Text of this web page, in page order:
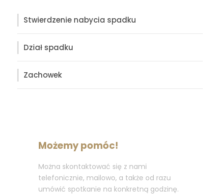
Stwierdzenie nabycia spadku
Dział spadku
Zachowek
Możemy pomóc!
Można skontaktować się z nami
telefonicznie, mailowo, a także od razu
umówić spotkanie na konkretną godzinę.